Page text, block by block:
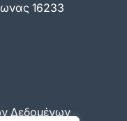
16233
Δεδομένων